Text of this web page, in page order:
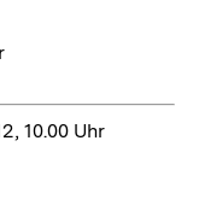
10.00 Uhr